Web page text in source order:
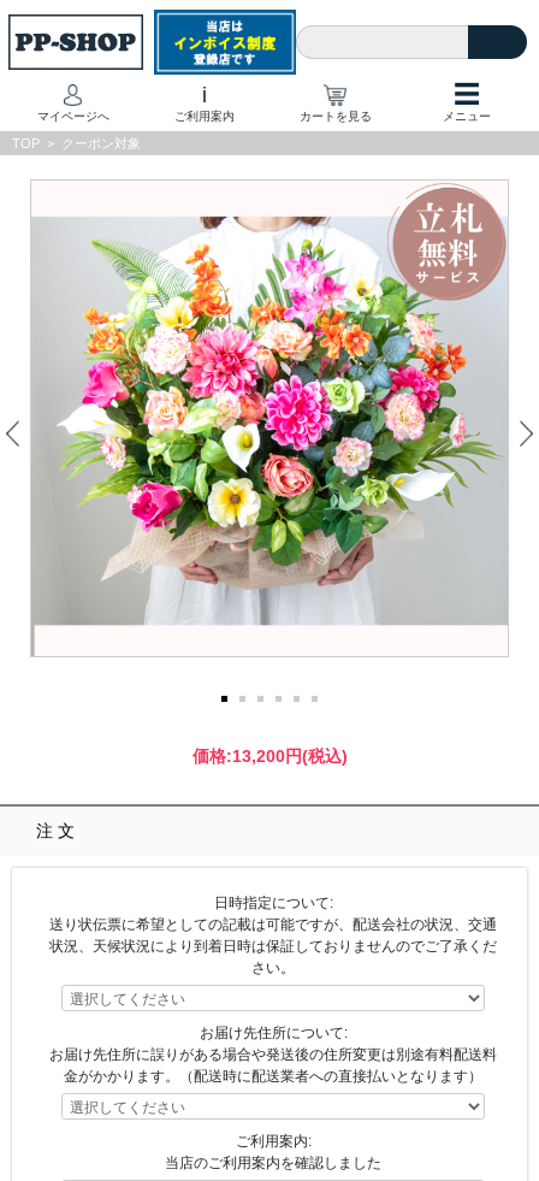
マイページへ
i
ご利用案内 カートを見る
☰
メニュー
TOP > クーポン対象
価格:13,200円(税込)
注文
日時指定について:
送り状伝票に希望としての記載は可能ですが、配送会社の状況、交通
状況、天候状況により到着日時は保証しておりませんのでご了承くだ
さい。
お届け先住所について:
お届け先住所に誤りがある場合や発送後の住所変更は別途有料配送料
金がかかります。（配送時に配送業者への直接払いとなります）
ご利用案内:
当店のご利用案内を確認しました